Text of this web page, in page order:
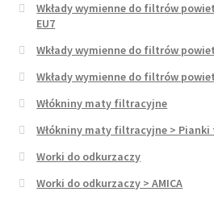
Wkłady wymienne do filtrów
EU7
Wkłady wymienne do filtrów
Wkłady wymienne do filtrów
Włókniny maty filtracyjne
Włókniny maty filtracyjne >
Worki do odkurzaczy
Worki do odkurzaczy > AMICA